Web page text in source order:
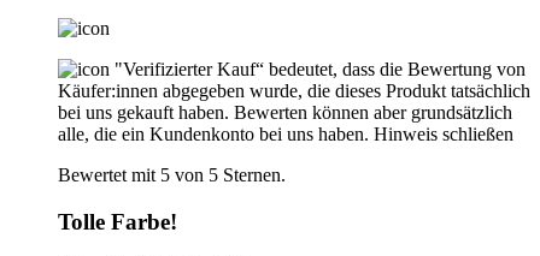
"Verifizierter Kauf“ bedeutet, dass die Bewertung von
Käufer:innen abgegeben wurde, die dieses Produkt tatsächlich
bei uns gekauft haben. Bewerten können aber grundsätzlich
alle, die ein Kundenkonto bei uns haben. Hinweis schließen
Bewertet mit 5 von 5 Sternen.
Tolle Farbe!